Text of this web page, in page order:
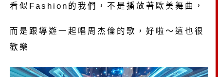
看似Fashion的我們，不是播放著歐美舞曲，
而是跟導遊一起唱周杰倫的歌，好啦～這也很
歡樂